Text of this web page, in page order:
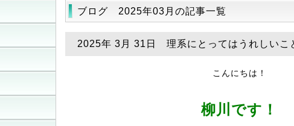
ブログ 2025年03月の記事一覧
2025年 3月 31日 理系にとってはうれしいこ
こんにちは！
柳川です！